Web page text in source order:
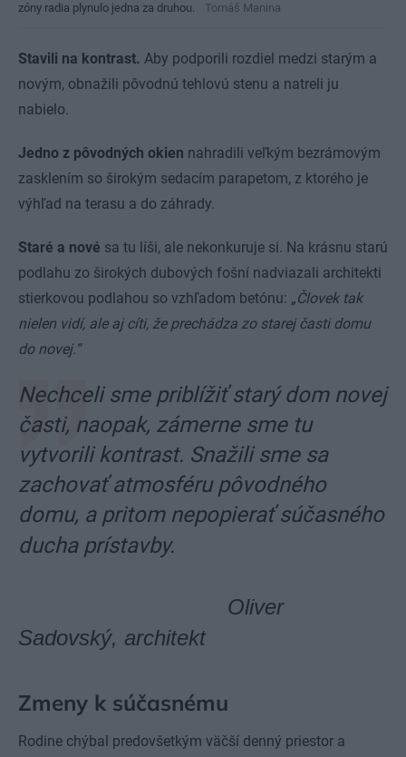
zóny radia plynulo jedna za druhou.
Tomáš Manina
Stavili na kontrast. Aby podporili rozdiel medzi starým a
novým, obnažili pôvodnú tehlovú stenu a natreli ju
nabielo.
Jedno z pôvodných okien nahradili veľkým bezrámovým
zasklením so širokým sedacím parapetom, z ktorého je
výhľad na terasu a do záhrady.
Staré a nové sa tu líši, ale nekonkuruje si. Na krásnu starú
podlahu zo širokých dubových fošní nadviazali architekti
stierkovou podlahou so vzhľadom betónu: „Človek tak
nielen vidí, ale aj cíti, že prechádza zo starej časti domu
do novej.“
Nechceli sme priblížiť starý dom novej
časti, naopak, zámerne sme tu
vytvorili kontrast. Snažili sme sa
zachovať atmosféru pôvodného
domu, a pritom nepopierať súčasného
ducha prístavby.
Oliver
Sadovský, architekt
Zmeny k súčasnému
Rodine chýbal predovšetkým väčší denný priestor a